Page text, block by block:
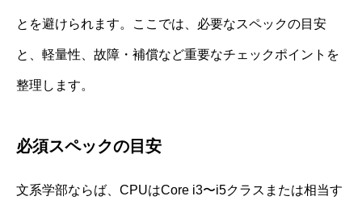
とを避けられます。ここでは、必要なスペックの目安
と、軽量性、故障・補償など重要なチェックポイントを
整理します。
必須スペックの目安
文系学部ならば、CPUはCore i3〜i5クラスまたは相当す